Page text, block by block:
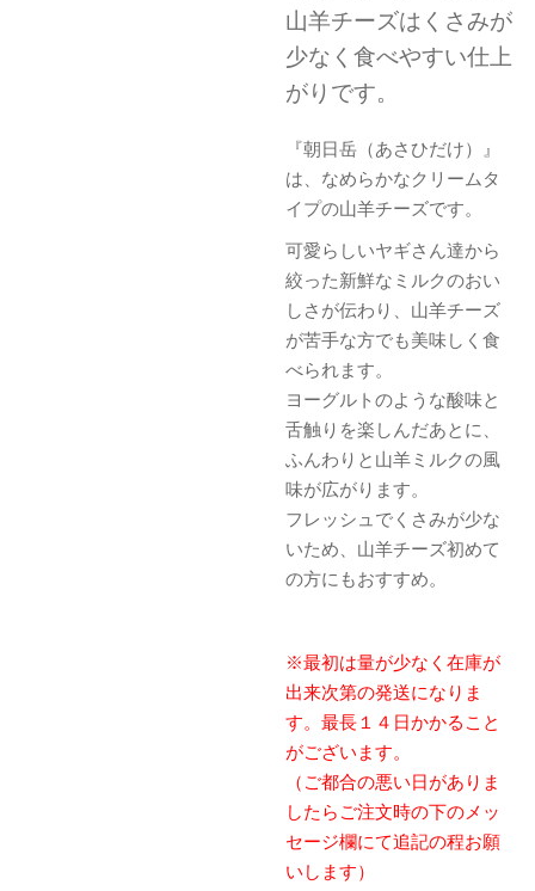
山羊チーズはくさみが
少なく食べやすい仕上
がりです。
『朝日岳（あさひだけ）』
は、なめらかなクリームタ
イプの山羊チーズです。
可愛らしいヤギさん達から
絞った新鮮なミルクのおい
しさが伝わり、山羊チーズ
が苦手な方でも美味しく食
べられます。
ヨーグルトのような酸味と
舌触りを楽しんだあとに、
ふんわりと山羊ミルクの風
味が広がります。
フレッシュでくさみが少な
いため、山羊チーズ初めて
の方にもおすすめ。
※最初は量が少なく在庫が
出来次第の発送になりま
す。最長１４日かかること
がございます。
（ご都合の悪い日がありま
したらご注文時の下のメッ
セージ欄にて追記の程お願
いします）